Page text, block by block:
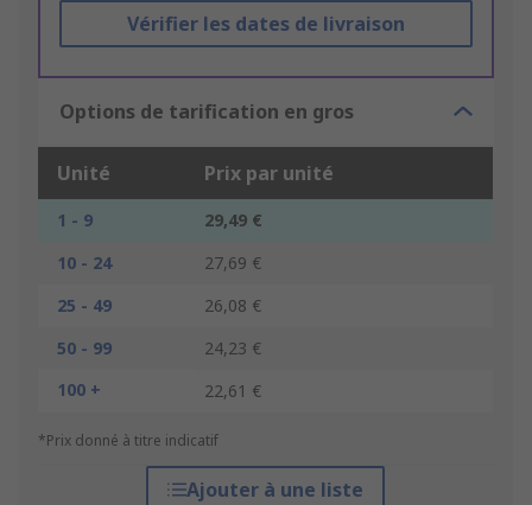
Vérifier les dates de livraison
Options de tarification en gros
Unité Prix par unité
1 - 9
29,49 €
10 - 24
27,69 €
25 - 49
26,08 €
50 - 99
24,23 €
100 +
22,61 €
*Prix donné à titre indicatif
Ajouter à une liste